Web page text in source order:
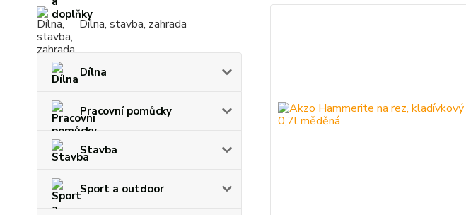
Dílna, stavba, zahrada
Dílna
Pracovní pomůcky
Stavba
Sport a outdoor